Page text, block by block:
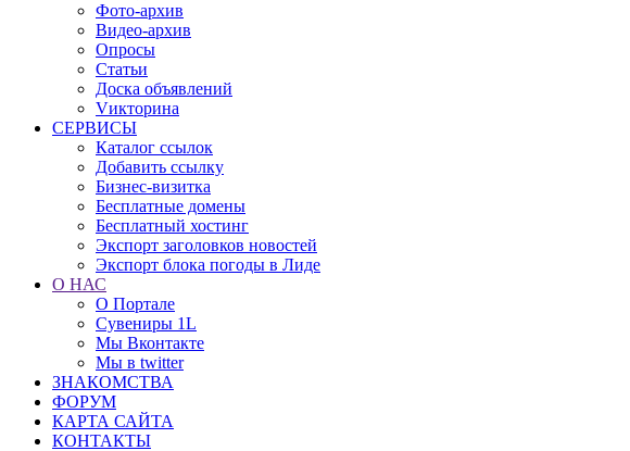
Фото-архив
Видео-архив
Опросы
Статьи
Доска объявлений
Vикторина
СЕРВИСЫ
Каталог ссылок
Добавить ссылку
Бизнес-визитка
Бесплатные домены
Бесплатный хостинг
Экспорт заголовков новостей
Экспорт блока погоды в Лиде
О НАС
О Портале
Сувениры 1L
Мы Вконтакте
Мы в twitter
ЗНАКОМСТВА
ФОРУМ
КАРТА САЙТА
КОНТАКТЫ